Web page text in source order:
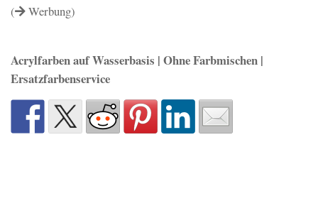
( Werbung)
Acrylfarben auf Wasserbasis | Ohne Farbmischen |
Ersatzfarbenservice